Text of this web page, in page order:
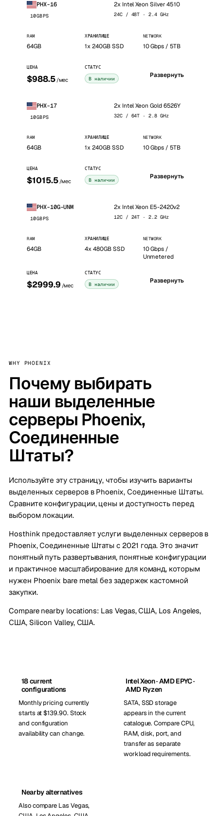
PHX-16
10GBPS
2x Intel Xeon Silver 4510
24C / 48T · 2.4 GHz
RAM
64GB
ХРАНИЛИЩЕ
1x 240GB SSD
NETWORK
10 Gbps / 5TB
ЦЕНА
$988.5 /мес
СТАТУС
В наличии Развернуть
PHX-17
10GBPS
2x Intel Xeon Gold 6526Y
32C / 64T · 2.8 GHz
RAM
64GB
ХРАНИЛИЩЕ
1x 240GB SSD
NETWORK
10 Gbps / 5TB
ЦЕНА
$1015.5 /мес
СТАТУС
В наличии Развернуть
PHX-10G-UNM
10GBPS
2x Intel Xeon E5-2420v2
12C / 24T · 2.2 GHz
RAM
64GB
ХРАНИЛИЩЕ
4x 480GB SSD
NETWORK
10 Gbps /
Unmetered
ЦЕНА
$2999.9 /мес
СТАТУС
В наличии Развернуть
WHY PHOENIX
Почему выбирать
наши выделенные
серверы Phoenix,
Соединенные
Штаты?
Используйте эту страницу, чтобы изучить варианты
выделенных серверов в Phoenix, Соединенные Штаты.
Сравните конфигурации, цены и доступность перед
выбором локации.
Hosthink предоставляет услуги выделенных серверов в
Phoenix, Соединенные Штаты с 2021 года. Это значит
понятный путь развертывания, понятные конфигурации
и практичное масштабирование для команд, которым
нужен Phoenix bare metal без задержек кастомной
закупки.
Compare nearby locations: Las Vegas, США, Los Angeles,
США, Silicon Valley, США.
18 current
configurations
Monthly pricing currently
starts at $139.90. Stock
and configuration
availability can change.
Intel Xeon · AMD EPYC ·
AMD Ryzen
SATA, SSD storage
appears in the current
catalogue. Compare CPU,
RAM, disk, port, and
transfer as separate
workload requirements.
Nearby alternatives
Also compare Las Vegas,